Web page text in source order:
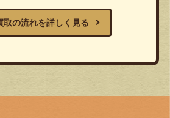
取の流れを詳しく見る